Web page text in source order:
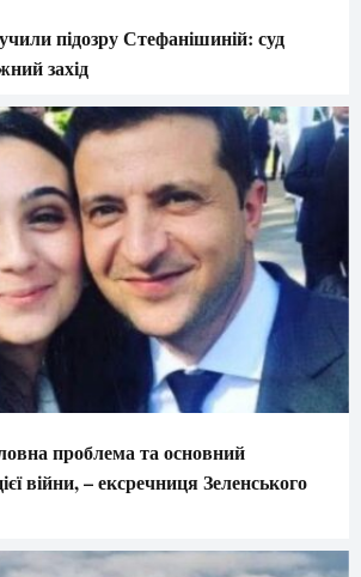
підозру Стефанішиній: суд
захід
проблема та основний
війни, – ексречниця Зеленського